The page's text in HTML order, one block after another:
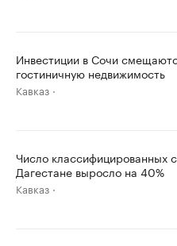
Инвестиции в Сочи
гостиничную недвижимость
Кавказ
Число классифицированных
Дагестане выросло на 40%
Кавказ